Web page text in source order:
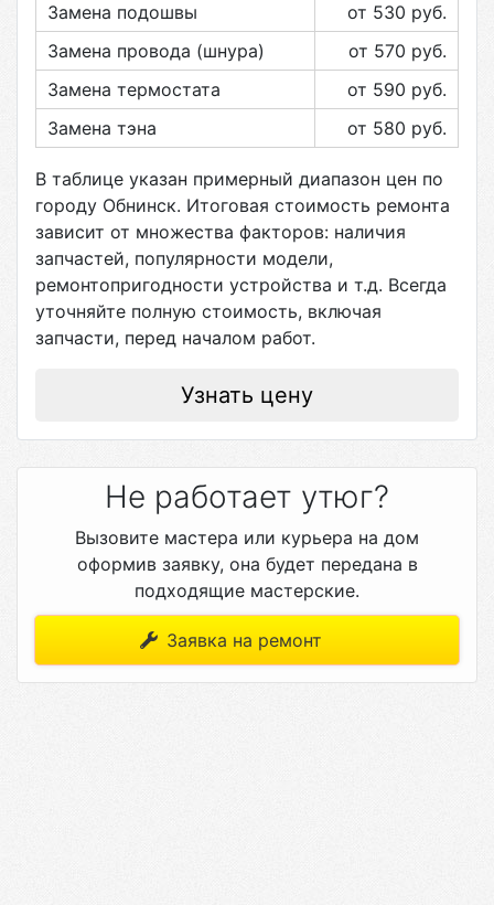
Замена подошвы
от 530 руб.
Замена провода (шнура)
от 570 руб.
Замена термостата
от 590 руб.
Замена тэна
от 580 руб.
В таблице указан примерный диапазон цен по
городу Обнинск. Итоговая стоимость ремонта
зависит от множества факторов: наличия
запчастей, популярности модели,
ремонтопригодности устройства и т.д. Всегда
уточняйте полную стоимость, включая
запчасти, перед началом работ.
Узнать цену
Не работает утюг?
Вызовите мастера или курьера на дом
оформив заявку, она будет передана в
подходящие мастерские.
Заявка на ремонт